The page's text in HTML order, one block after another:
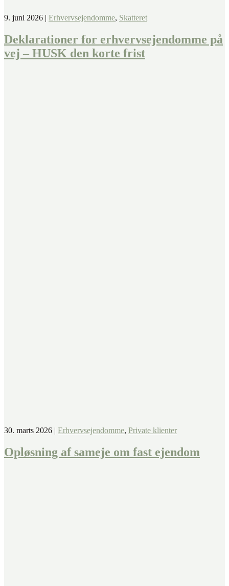
9. juni 2026 | Erhvervsejendomme, Skatteret
Deklarationer for erhvervsejendomme på
vej – HUSK den korte frist
30. marts 2026 | Erhvervsejendomme, Private klienter
Opløsning af sameje om fast ejendom